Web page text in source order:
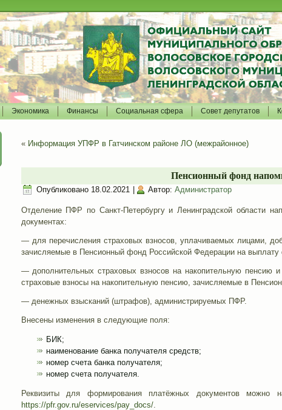
Экономика Финансы Социальная сфера Совет депутатов
« Информация УПФР в Гатчинском районе ЛО (межрайонное)
Пенсионный фонд
Опубликовано 18.02.2021 Автор: Администратор
Отделение ПФР по Санкт-Петербургу и Ленинградской области
документах:
— для перечисления страховых взносов, уплачиваемых лицами,
зачисляемые в Пенсионный фонд Российской Федерации на выплату
— дополнительных страховых взносов на накопительную пенсию
страховые взносы на накопительную пенсию, зачисляемые в
— денежных взысканий (штрафов), администрируемых ПФР.
Внесены изменения в следующие поля:
БИК;
наименование банка получателя средств;
номер счета банка получателя;
номер счета получателя.
Реквизиты для формирования платёжных документов
https://pfr.gov.ru/eservices/pay_docs/.